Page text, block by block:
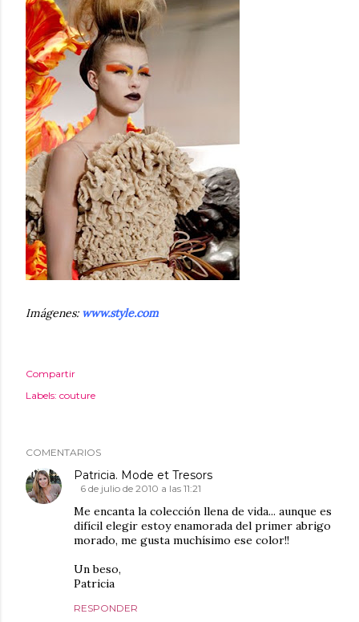
Imágenes: www.style.com
Compartir
Labels: couture
COMENTARIOS
Patricia. Mode et Tresors
6 de julio de 2010 a las 11:21
Me encanta la colección llena de vida... aunque es
difícil elegir estoy enamorada del primer abrigo
morado, me gusta muchísimo ese color!!
Un beso,
Patricia
RESPONDER